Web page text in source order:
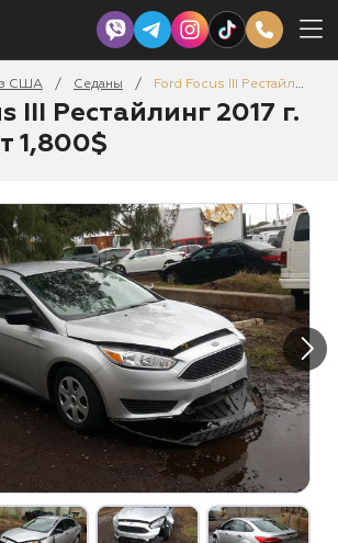
США / Седаны / Ford Focus III Рестайлинг 2017
III Рестайлинг 2017 г.
1,800$